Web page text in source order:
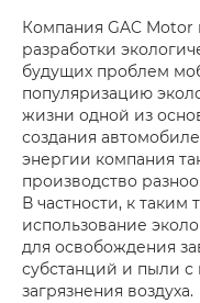
Компания GAC Motor
разработки
будущих проблем
популяризацию
жизни одной из
создания
энергии компания
производство
В частности, к
использование
для освобождения
субстанций и пыли
загрязнения воздуха.